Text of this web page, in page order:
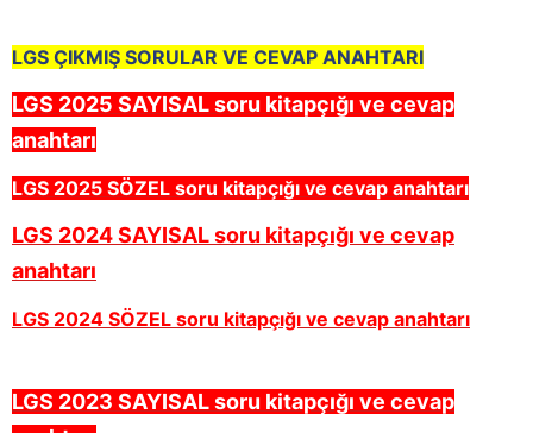
LGS ÇIKMIŞ SORULAR VE CEVAP ANAHTARI
LGS 2025 SAYISAL soru kitapçığı ve cevap
anahtarı
LGS 2025 SÖZEL soru kitapçığı ve cevap anahtarı
LGS 2024 SAYISAL soru kitapçığı ve cevap
anahtarı
LGS 2024 SÖZEL soru kitapçığı ve cevap anahtarı
LGS 2023 SAYISAL soru kitapçığı ve cevap